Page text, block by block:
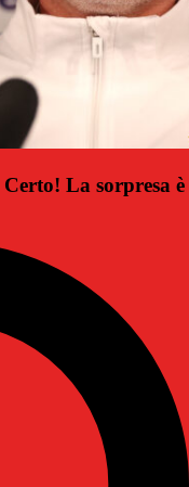
La sorpresa è